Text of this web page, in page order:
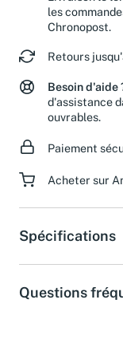
Livraison le
les
Retours
Besoin d'aide
d'assistance
Spécifications
Questions